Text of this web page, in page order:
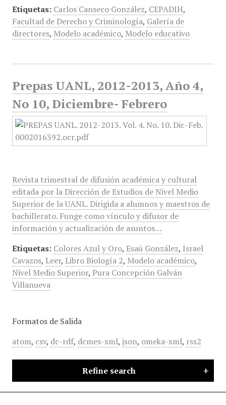
Etiquetas: Carlos Canseco González, CEPADIH,
Facultad de Derecho y Criminología, Galería de
directores, Modelo académico, Modelo educativo
Prepas UANL, 2012-2013, Año 4,
No 10, Diciembre- Febrero
Revista trimestral de difusión académica y cultural
editada por la Dirección de Estudios de Nivel Medio
Superior de la UANL. Dirigida a alumnos y maestros de
bachillerato. Funge como vínculo y difusor de
información y actualización de asuntos…
Etiquetas: Colores Azul y Oro, Esaú González, Israel
Cavazos, Leer, Libro Biología 2, Modelo académico,
Nivel Medio Superior, Pura Concepción Galván
Villanueva
Formatos de Salida
atom, csv, dc-rdf, dcmes-xml, json, omeka-xml, rss2
Refine search